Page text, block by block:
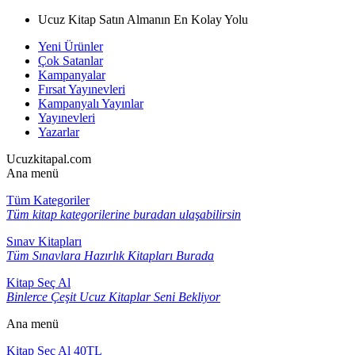
Ucuz Kitap Satın Almanın En Kolay Yolu
Yeni Ürünler
Çok Satanlar
Kampanyalar
Fırsat Yayınevleri
Kampanyalı Yayınlar
Yayınevleri
Yazarlar
Ucuzkitapal.com
Ana menü
Tüm Kategoriler
Tüm kitap kategorilerine buradan ulaşabilirsin
Sınav Kitapları
Tüm Sınavlara Hazırlık Kitapları Burada
Kitap Seç Al
Binlerce Çeşit Ucuz Kitaplar Seni Bekliyor
Ana menü
Kitap Seç Al 40TL